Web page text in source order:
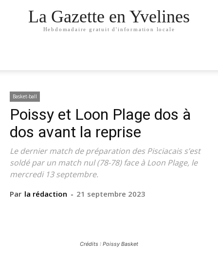
La Gazette en Yvelines
Hebdomadaire gratuit d'information locale
Basket-ball
Poissy et Loon Plage dos à
dos avant la reprise
Le dernier match de préparation des Pisciacais s’est
soldé par un match nul (78-78) face à Loon Plage, le
mercredi 13 septembre.
Par la rédaction - 21 septembre 2023
Crédits : Poissy Basket